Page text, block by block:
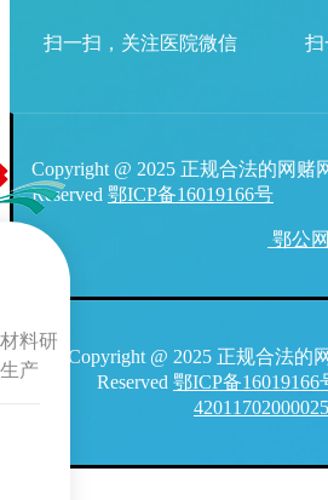
扫一扫，关注医院微信 扫
Copyright @ 2025 正规合法的网赌
Reserved 鄂ICP备16019166号
鄂公
Copyright @ 2025 正规合法的
Reserved 鄂ICP备16019166
料研
产